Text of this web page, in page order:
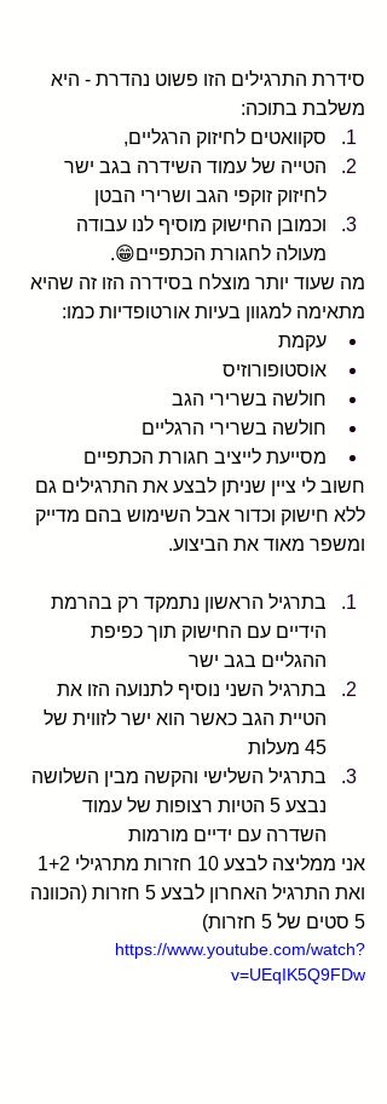
סידרת התרגילים הזו פשוט נהדרת - היא
משלבת בתוכה:
סקוואטים לחיזוק הרגליים,
הטייה של עמוד השידרה בגב ישר
לחיזוק זוקפי הגב ושרירי הבטן
וכמובן החישוק מוסיף לנו עבודה
מעולה לחגורת הכתפיים😁.
מה שעוד יותר מוצלח בסידרה הזו זה שהיא
מתאימה למגוון בעיות אורטופדיות כמו:
עקמת
אוסטופורוזיס
חולשה בשרירי הגב
חולשה בשרירי הרגליים
מסייעת לייציב חגורת הכתפיים
חשוב לי ציין שניתן לבצע את התרגילים גם
ללא חישוק וכדור אבל השימוש בהם מדייק
ומשפר מאוד את הביצוע.
בתרגיל הראשון נתמקד רק בהרמת
הידיים עם החישוק תוך כפיפת
ההגליים בגב ישר
בתרגיל השני נוסיף לתנועה הזו את
הטיית הגב כאשר הוא ישר לזווית של
45 מעלות
בתרגיל השלישי והקשה מבין השלושה
נבצע 5 הטיות רצופות של עמוד
השדרה עם ידיים מורמות
ואת התרגיל האחרון לבצע 5 חזרות (הכוונה
5 סטים של 5 חזרות)
https://www.youtube.com/watch?
v=UEqIK5Q9FDw